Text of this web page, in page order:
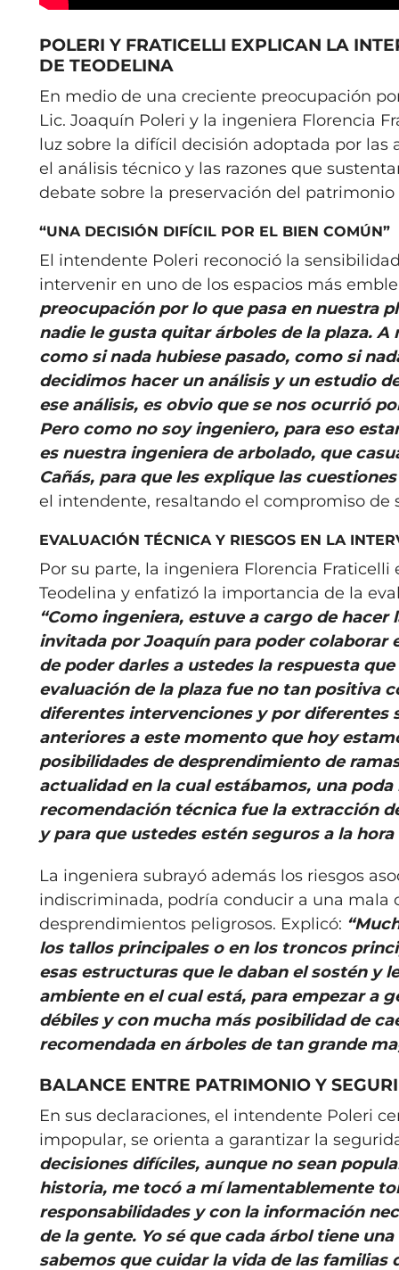
POLERI Y FRATICELLI EXPLICAN LA
DE TEODELINA
En medio de una creciente preocupación
Lic. Joaquín Poleri y la ingeniera Florencia
luz sobre la difícil decisión adoptada por
el análisis técnico y las razones que
debate sobre la preservación del
“UNA DECISIÓN DIFÍCIL POR EL BIEN COMÚN”
El intendente Poleri reconoció la
intervenir en uno de los espacios más
preocupación por lo que pasa en nuestra
nadie le gusta quitar árboles de la plaza.
como si nada hubiese pasado, como si
decidimos hacer un análisis y un estudio
ese análisis, es obvio que se nos ocurrió
Pero como no soy ingeniero, para eso
es nuestra ingeniera de arbolado, que
Cañás, para que les explique las
el intendente, resaltando el compromiso
EVALUACIÓN TÉCNICA Y RIESGOS EN LA
Por su parte, la ingeniera Florencia
Teodelina y enfatizó la importancia de la
“Como ingeniera, estuve a cargo de hacer
invitada por Joaquín para poder colaborar
de poder darles a ustedes la respuesta
evaluación de la plaza fue no tan positiva
diferentes intervenciones y por diferentes
anteriores a este momento que hoy
posibilidades de desprendimiento de
actualidad en la cual estábamos, una
recomendación técnica fue la extracción
y para que ustedes estén seguros a la
La ingeniera subrayó además los riesgos
indiscriminada, podría conducir a una mala
desprendimientos peligrosos. Explicó:
los tallos principales o en los troncos
esas estructuras que le daban el sostén y
ambiente en el cual está, para empezar a
débiles y con mucha más posibilidad de
recomendada en árboles de tan grande
BALANCE ENTRE PATRIMONIO Y
En sus declaraciones, el intendente Poleri
impopular, se orienta a garantizar la
decisiones difíciles, aunque no sean
historia, me tocó a mí lamentablemente
responsabilidades y con la información
de la gente. Yo sé que cada árbol tiene
sabemos que cuidar la vida de las familias